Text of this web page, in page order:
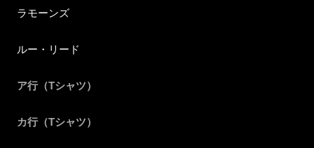
ラモーンズ
ルー・リード
ア行（Tシャツ）
カ行（Tシャツ）